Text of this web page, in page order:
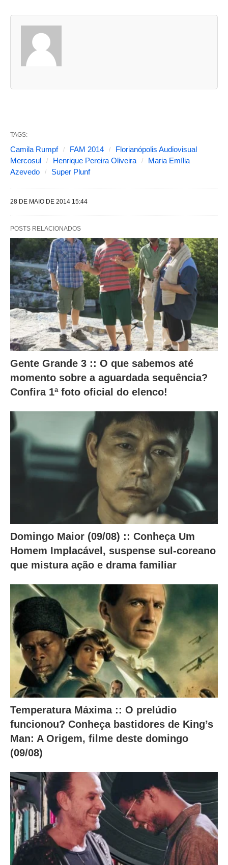
a
s
s
e
g
i
t
e
s
a
l
t
e
r
a
c
d
o
b
a
x
o
TAGS:
Camila Rumpf FAM 2014
Florianópolis Audiovisual
Mercosul
Henrique Pereira Oliveira
Maria Emília
Azevedo
Super Plunf
28 DE MAIO DE 2014 15:44
POSTS RELACIONADOS
Gente Grande 3 :: O que sabemos até
momento sobre a aguardada sequência?
Confira 1ª foto oficial do elenco!
Domingo Maior (09/08) :: Conheça Um
Homem Implacável, suspense sul-coreano
que mistura ação e drama familiar
Temperatura Máxima :: O prelúdio
funcionou? Conheça bastidores de King’s
Man: A Origem, filme deste domingo
(09/08)